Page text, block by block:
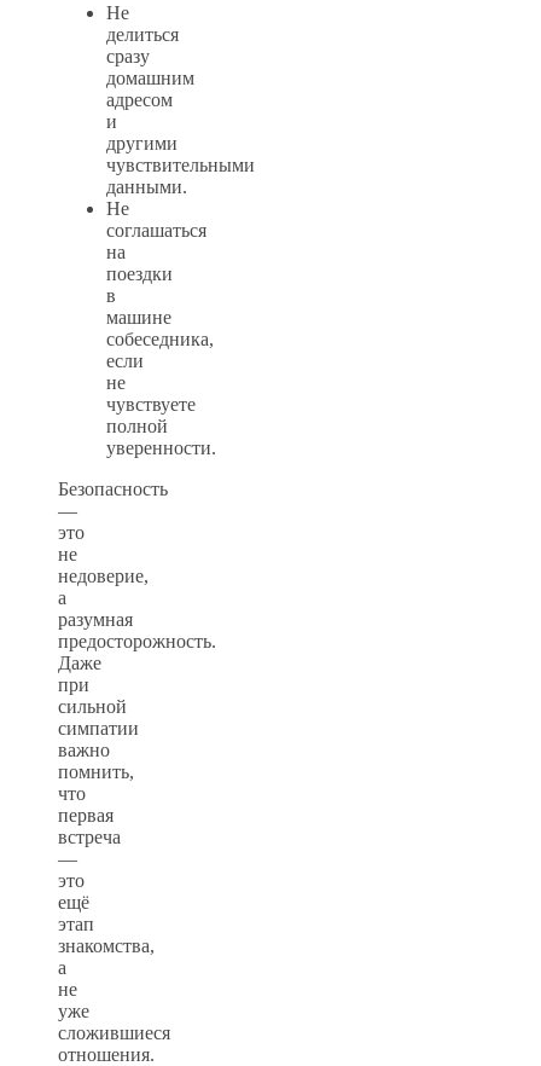
Не
делиться
сразу
домашним
адресом
и
другими
чувствительными
данными.
Не
соглашаться
на
поездки
в
машине
собеседника,
если
не
чувствуете
полной
уверенности.
Безопасность
—
это
не
недоверие,
а
разумная
предосторожность.
Даже
при
сильной
симпатии
важно
помнить,
что
первая
встреча
—
это
ещё
этап
знакомства,
а
не
уже
сложившиеся
отношения.